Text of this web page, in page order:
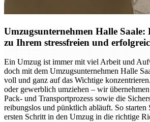
Umzugsunternehmen Halle Saale:
zu Ihrem stressfreien und
Ein Umzug ist immer mit viel Arbeit und
doch mit dem Umzugsunternehmen Halle
voll und ganz auf das Wichtige
oder gewerblich umziehen – wir
Pack- und Transportprozess sowie die
reibungslos und pünktlich abläuft. So starten
ersten Schritt in den Umzug in die richtige